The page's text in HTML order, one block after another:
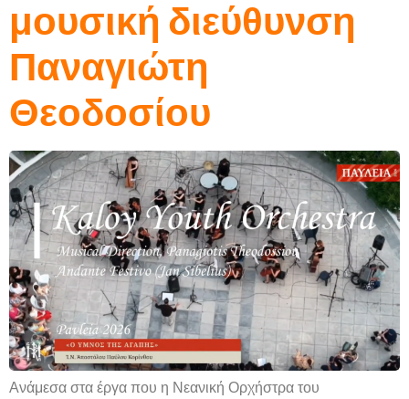
μουσική διεύθυνση
Παναγιώτη
Θεοδοσίου
Ανάμεσα στα έργα που η Νεανική Ορχήστρα του